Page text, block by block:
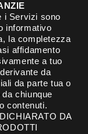
i Servizi sono
informativo
la completezza
affidamento
a tuo
da
da parte tua o
chiunque
contenuti.
DA